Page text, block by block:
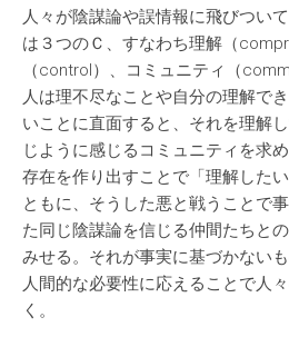
人々が陰謀論や誤情報に飛びつい
は３つのＣ、すなわち理解（
（control）、コミュニティ（
人は理不尽なことや自分の理解で
いことに直面すると、それを理解
じように感じるコミュニティを求
存在を作り出すことで「理解した
ともに、そうした悪と戦うことで
た同じ陰謀論を信じる仲間たちと
みせる。それが事実に基づかない
人間的な必要性に応えることで人
く。